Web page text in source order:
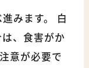
みます。 白
、食害がか
意が必要で